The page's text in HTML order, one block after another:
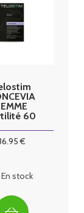
60
.95€
En stock